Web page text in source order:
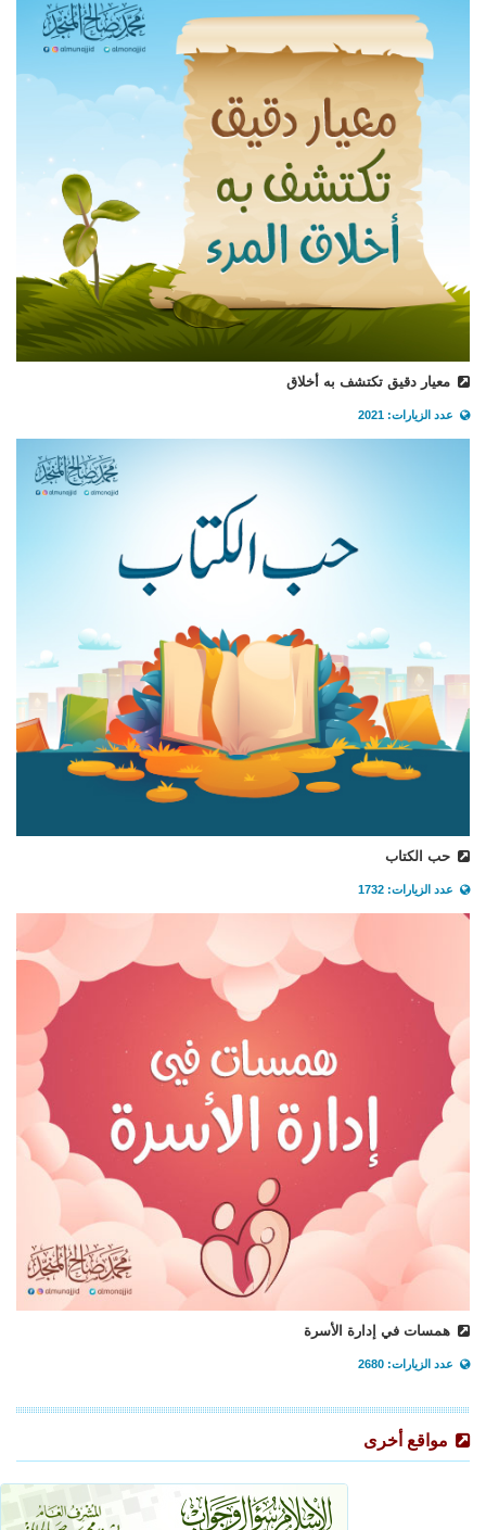
معيار دقيق تكتشف به أخلاق
عدد الزيارات: 2021
حب الكتاب
عدد الزيارات: 1732
همسات في إدارة الأسرة
عدد الزيارات: 2680
مواقع أخرى